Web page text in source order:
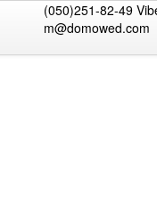
(050)251-82-49
m@domowed.com